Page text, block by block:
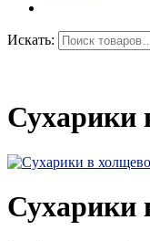
Искать:
Сухарики
Сухарики